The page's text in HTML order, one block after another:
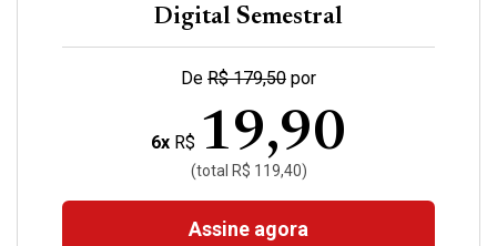
Digital Semestral
De R$ 179,50 por
6x R$ 19,90
(total R$ 119,40)
Assine agora